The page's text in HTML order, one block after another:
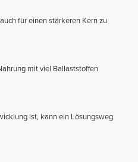
für einen stärkeren Kern zu
mit viel Ballaststoffen
ist, kann ein Lösungsweg